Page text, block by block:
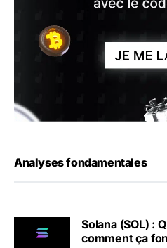
Analyses fondamentales
Solana (SOL) :
comment ça